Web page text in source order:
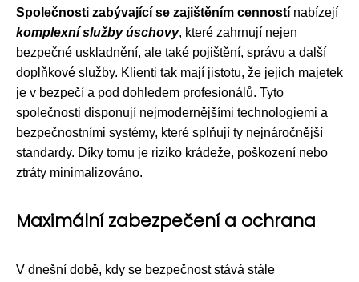
Společnosti zabývající se zajištěním cenností nabízejí
komplexní služby úschovy, které zahrnují nejen
bezpečné uskladnění, ale také pojištění, správu a další
doplňkové služby. Klienti tak mají jistotu, že jejich majetek
je v bezpečí a pod dohledem profesionálů. Tyto
společnosti disponují nejmodernějšími technologiemi a
bezpečnostními systémy, které splňují ty nejnáročnější
standardy. Díky tomu je riziko krádeže, poškození nebo
ztráty minimalizováno.
Maximální zabezpečení a ochrana
V dnešní době, kdy se bezpečnost stává stále